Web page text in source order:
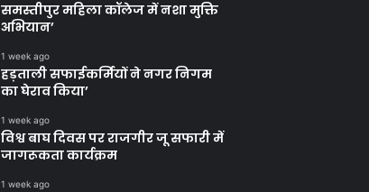
समस्तीपुर महिला कॉलेज में नशा मुक्ति
अभियान’
1 week ago
हड़ताली सफाईकर्मियों ने नगर निगम
का घेराव किया’
1 week ago
विश्व बाघ दिवस पर राजगीर जू सफारी में
जागरूकता कार्यक्रम
1 week ago